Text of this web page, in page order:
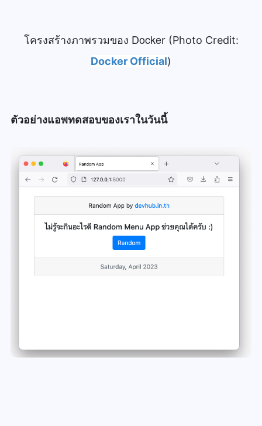
โครงสร้างภาพรวมของ Docker (Photo Credit:
Docker Official)
ตัวอย่างแอพทดสอบของเราในวันนี้